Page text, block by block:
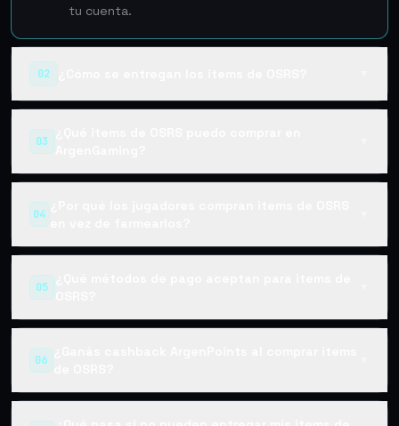
tu cuenta.
02
03
¿Qué items de OSRS puedo comprar en
ArgenGaming?
04
¿Por qué los jugadores compran items de OSRS
en vez de farmearlos?
05
¿Qué métodos de pago aceptan para items de
OSRS?
06
¿Ganás cashback ArgenPoints al comprar items
de OSRS?